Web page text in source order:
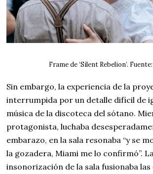
Frame de ‘Silent Rebelion’.
Sin embargo, la experiencia de la
interrumpida por un detalle difícil de
música de la discoteca del sótano.
protagonista, luchaba
embarazo, en la sala resonaba “y se
la gozadera, Miami me lo confirmó”.
insonorización de la sala fusionaba las